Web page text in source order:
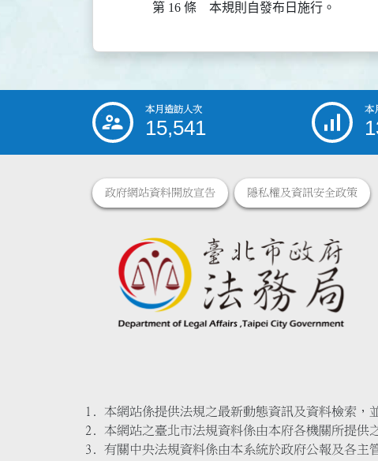
第 16 條 本規則自發布日施行。
::: 本月造訪人次
15,541
本
政府網站資料開放宣告 隱私權及資訊安全政策
本網站係提供法規之最新動態資訊及資料檢索，
本網站之臺北市法規資料係由本府各機關所提供
有關中央法規資料係由本系統於政府公報及各主